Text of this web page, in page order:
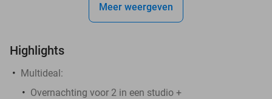
Meer weergeven
Highlights
Multideal:
Overnachting voor 2 in een studio +